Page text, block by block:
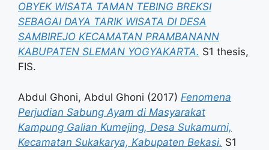
OBYEK WISATA TAMAN TEBING BREKSI
SEBAGAI DAYA TARIK WISATA DI DESA
SAMBIREJO KECAMATAN PRAMBANANN
KABUPATEN SLEMAN YOGYAKARTA. S1 thesis,
FIS.
Abdul Ghoni, Abdul Ghoni (2017) Fenomena
Perjudian Sabung Ayam di Masyarakat
Kampung Galian Kumejing, Desa Sukamurni,
Kecamatan Sukakarya, Kabupaten Bekasi. S1